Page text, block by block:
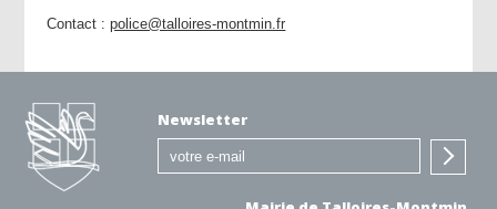
Contact :police@talloires-montmin.fr
Newsletter